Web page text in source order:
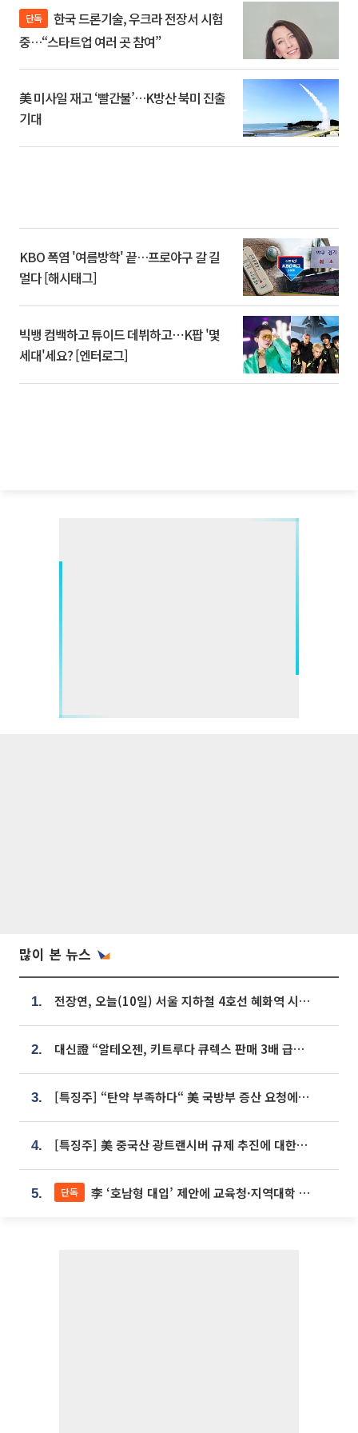
단독
중…“스타트업 여러 곳 참여”
美 미사일 재고 ‘빨간불’…K방산 북미 진출
기대
KBO 폭염 '여름방학' 끝…프로야구 갈 길
멀다 [해시태그]
빅뱅 컴백하고 튜이드 데뷔하고⋯K팝 '몇
세대'세요? [엔터로그]
많이 본 뉴스
1. 전장연, 오늘(10일) 서울 지하철 4호선 혜화역 시위…1호선 용산역 무정차
2. 대신證 “알테오젠, 키트루다 큐렉스 판매 3배 급증…목표가 41만원 상향”
3. [특징주] “탄약 부족하다“ 美 국방부 증산 요청에⋯국내 방산주 급등세
4. [특징주] 美 중국산 광트랜시버 규제 추진에 대한광통신 등 광통신株 강세
5. 단독 李 ‘호남형 대입’ 제안에 교육청·지역대학 서·논술형 입시 연계 '착수'